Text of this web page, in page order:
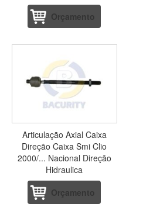
Orçamento
Articulação Axial Caixa
Direção Caixa Smi Clio
2000/... Nacional Direção
Hidraulica
Orçamento